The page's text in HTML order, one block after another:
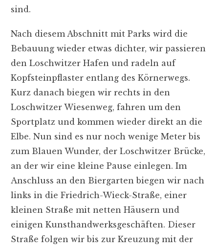
sind.
Nach diesem Abschnitt mit Parks wird die
Bebauung wieder etwas dichter, wir passieren
den Loschwitzer Hafen und radeln auf
Kopfsteinpflaster entlang des Körnerwegs.
Kurz danach biegen wir rechts in den
Loschwitzer Wiesenweg, fahren um den
Sportplatz und kommen wieder direkt an die
Elbe. Nun sind es nur noch wenige Meter bis
zum Blauen Wunder, der Loschwitzer Brücke,
an der wir eine kleine Pause einlegen. Im
Anschluss an den Biergarten biegen wir nach
links in die Friedrich-Wieck-Straße, einer
kleinen Straße mit netten Häusern und
einigen Kunsthandwerksgeschäften. Dieser
Straße folgen wir bis zur Kreuzung mit der